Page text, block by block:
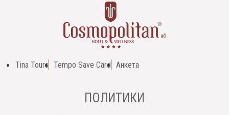
Tina Tours Tempo Save Card Анкета
ПОЛИТИКИ